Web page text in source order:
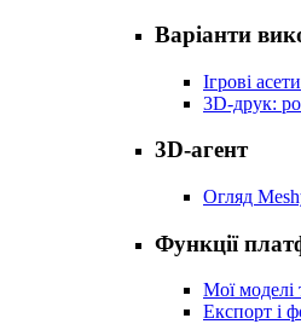
Варіанти
Ігрові асети
3D-друк:
3D-агент
Огляд
Функції
Мої моделі
Експорт і